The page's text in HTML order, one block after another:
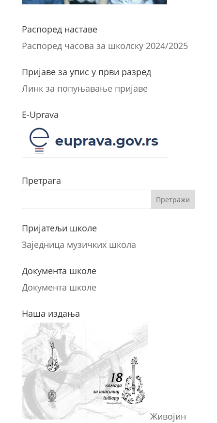
Распоред наставе
Распоред часова за школску 2024/2025
Пријаве за упис у први разред
Линк за попуњавање пријаве
E-Uprava
Претрага
Пријатељи школе
Заједница музичких школа
Документа школе
Документа школе
Наша издања
Живојин